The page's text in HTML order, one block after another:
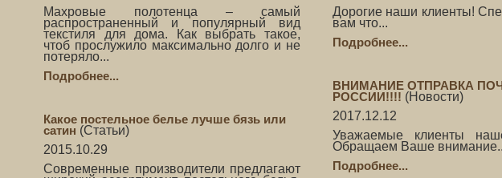
Махровые полотенца – самый
распространенный и популярный вид
текстиля для дома. Как выбрать такое,
чтоб прослужило максимально долго и не
потеряло...
Подробнее...
Какое постельное белье лучше бязь или
сатин (Статьи)
2015.10.29
Современные производители предлагают
Дорогие наши клиенты!
вам что...
Подробнее...
ВНИМАНИЕ ОТПРАВКА
РОССИИ!!!! (Новости)
2017.12.12
Уважаемые клиенты
Обращаем Ваше
Подробнее...